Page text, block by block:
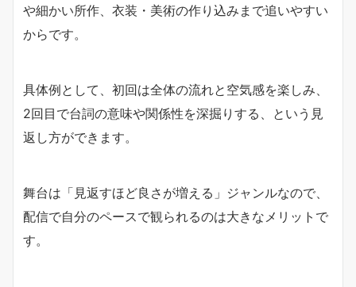
や細かい所作、衣装・美術の作り込みまで追いやすい
からです。
具体例として、初回は全体の流れと空気感を楽しみ、
2回目で台詞の意味や関係性を深掘りする、という見
返し方ができます。
舞台は「見返すほど良さが増える」ジャンルなので、
配信で自分のペースで観られるのは大きなメリットで
す。